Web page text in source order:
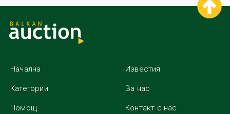
Начална
Категории
Помощ
Известия
За нас
Контакт с нас